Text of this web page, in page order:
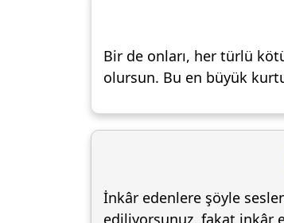
Bir de onları, her türlü
olursun. Bu en büyük
İnkâr edenlere şöyle
ediliyorsunuz, fakat inkâr